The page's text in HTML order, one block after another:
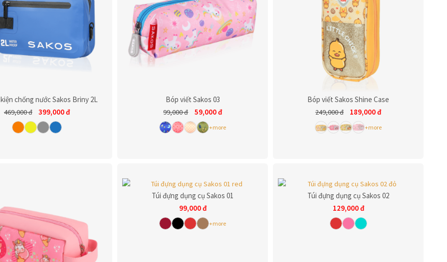
chống nước Sakos Briny 2L
469,000đ 399,000đ
Bóp viết Sakos 03
99,000đ 59,000đ
+more
Bóp viết Sakos Shine Case
249,000đ 189,000đ
+more
Túi đựng dụng cụ Sakos 01
99,000đ
+more
Túi đựng dụng cụ Sakos 02
129,000đ